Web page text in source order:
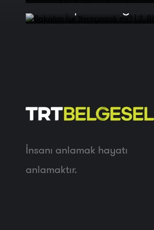
Bölüm | TRT Belgesel
İnsanı anlamak hayatı
anlamaktır.